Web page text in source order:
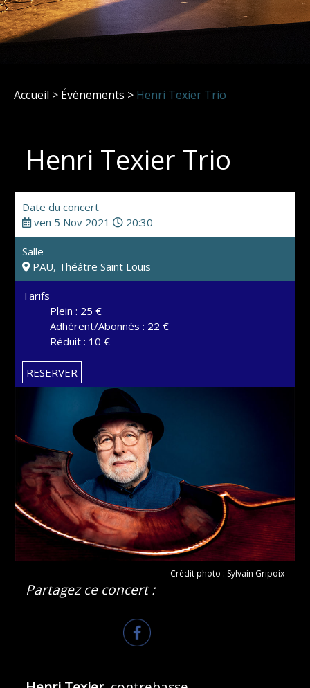
Accueil > Évènements > Henri Texier Trio
Henri Texier Trio
Date du concert
ven 5 Nov 2021
20:30
Salle
PAU, Théâtre Saint Louis
Tarifs
Plein : 25 €
Adhérent/Abonnés : 22 €
Réduit : 10 €
RESERVER
Crédit photo : Sylvain Gripoix
Partagez ce concert :